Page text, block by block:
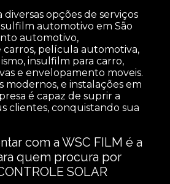
opções de serviços
automotivo em São
automotivo,
película automotiva,
insulfilm para carro,
e envelopamento moveis.
modernos, e instalações em
é capaz de suprir a
clientes, conquistando sua
com a WSC FILM é a
quem procura por
SOLAR